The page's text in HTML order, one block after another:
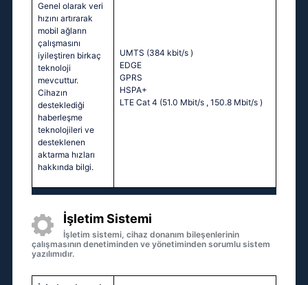
Genel olarak veri
hızını artırarak
mobil ağların
çalışmasını
iyileştiren birkaç
teknoloji
mevcuttur.
Cihazın
desteklediği
haberleşme
teknolojileri ve
desteklenen
aktarma hızları
hakkında bilgi.
UMTS (384 kbit/s )
EDGE
GPRS
HSPA+
LTE Cat 4 (51.0 Mbit/s , 150.8 Mbit/s )
İşletim Sistemi
İşletim sistemi, cihaz donanım bileşenlerinin
çalışmasının denetiminden ve yönetiminden sorumlu sistem
yazılımıdır.